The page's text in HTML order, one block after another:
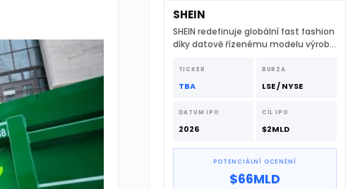
SHEIN
SHEIN redefinuje globální fast fashion
díky datově řízenému modelu výroby
dodavatelskému řetězci.
TICKER
TBA
BURZA
LSE / NYSE
DATUM IPO
2026
CÍL IPO
$2MLD
POTENCIÁLNÍ OCENĚNÍ
$66MLD